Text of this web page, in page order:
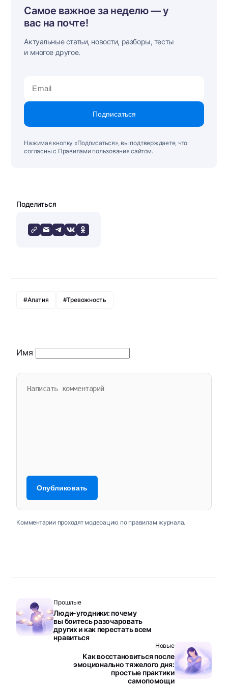
Самое важное за неделю — у
вас на почте!
Актуальные статьи, новости, разборы, тесты
и многое другое.
Подписаться
Нажимая кнопку «Подписаться», вы подтверждаете, что
согласны с Правилами пользования сайтом.
Поделиться
#Апатия #Тревожность
Имя
Комментарии проходят модерацию по правилам журнала.
Прошлые
Люди-угодники: почему
вы боитесь разочаровать
других и как перестать всем
нравиться
Новые
Как восстановиться после
эмоционально тяжелого дня:
простые практики
самопомощи